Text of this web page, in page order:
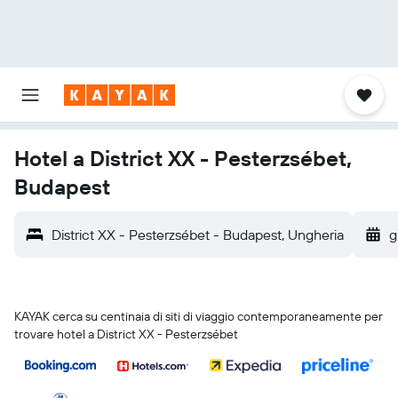
Hotel a District XX - Pesterzsébet,
Budapest
District XX - Pesterzsébet - Budapest, Ungheria
KAYAK cerca su centinaia di siti di viaggio contemporaneamente per
trovare hotel a District XX - Pesterzsébet